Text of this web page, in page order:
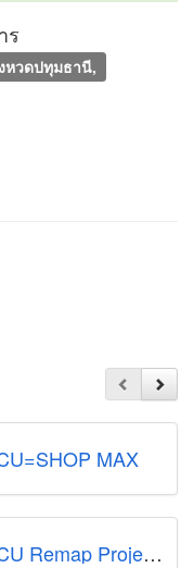
ร
หวดปทุมธานี,
MAX
ECU Remap Projectphoenix-นกแดงมีนบุรี